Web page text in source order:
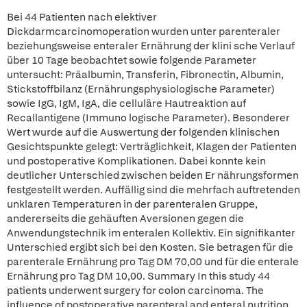
Bei 44 Patienten nach elektiver
Dickdarmcarcinomoperation wurden unter parenteraler
beziehungsweise enteraler Ernährung der klini sche Verlauf
über 10 Tage beobachtet sowie folgende Parameter
untersucht: Präalbumin, Transferin, Fibronectin, Albumin,
Stickstoffbilanz (Ernährungsphysiologische Parameter)
sowie IgG, IgM, IgA, die celluläre Hautreaktion auf
Recallantigene (Immuno logische Parameter). Besonderer
Wert wurde auf die Auswertung der folgenden klinischen
Gesichtspunkte gelegt: Verträglichkeit, Klagen der Patienten
und postoperative Komplikationen. Dabei konnte kein
deutlicher Unterschied zwischen beiden Er nährungsformen
festgestellt werden. Auffällig sind die mehrfach auftretenden
unklaren Temperaturen in der parenteralen Gruppe,
andererseits die gehäuften Aversionen gegen die
Anwendungstechnik im enteralen Kollektiv. Ein signifikanter
Unterschied ergibt sich bei den Kosten. Sie betragen für die
parenterale Ernährung pro Tag DM 70,00 und für die enterale
Ernährung pro Tag DM 10,00. Summary In this study 44
patients underwent surgery for colon carcinoma. The